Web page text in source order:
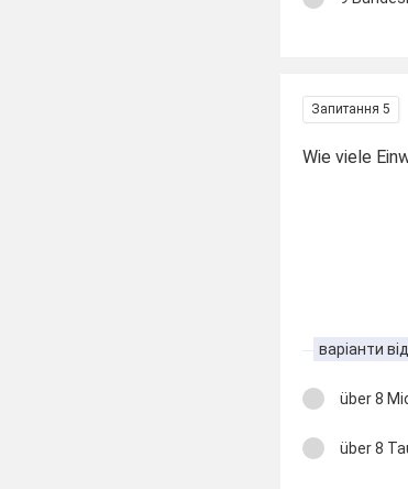
Запитання 5
Wie viele
варіанти
über 8
über 8